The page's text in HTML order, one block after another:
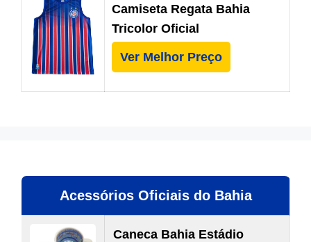
Camiseta Regata Bahia
Tricolor Oficial
Ver Melhor Preço
Acessórios Oficiais do Bahia
Caneca Bahia Estádio